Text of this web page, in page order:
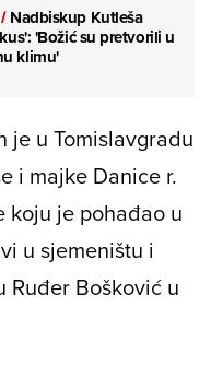
/Nadbiskup Kutleša
'Božić su pretvorili u
klimu'
je u Tomislavgradu
i majke Danice r.
koju je pohađao u
u sjemeništu i
Ruđer Bošković u